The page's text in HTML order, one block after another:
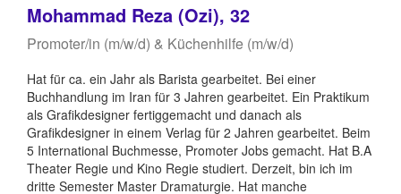
Mohammad Reza (Ozi), 32
Promoter/in (m/w/d) & Küchenhilfe (m/w/d)
Hat für ca. ein Jahr als Barista gearbeitet. Bei einer
Buchhandlung im Iran für 3 Jahren gearbeitet. Ein Praktikum
als Grafikdesigner fertiggemacht und danach als
Grafikdesigner in einem Verlag für 2 Jahren gearbeitet. Beim
5 International Buchmesse, Promoter Jobs gemacht. Hat B.A
Theater Regie und Kino Regie studiert. Derzeit, bin ich im
dritte Semester Master Dramaturgie. Hat manche